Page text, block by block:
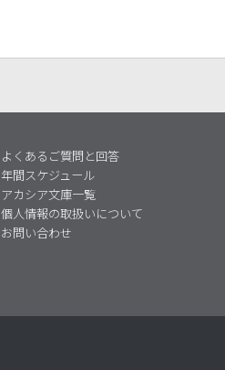
よくあるご質問と回答
年間スケジュール
アカシア文庫一覧
個人情報の取扱いについて
お問い合わせ